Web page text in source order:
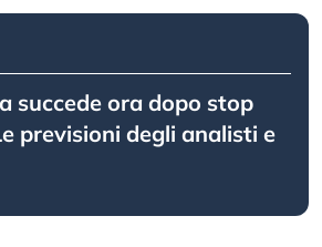
succede ora dopo stop
previsioni degli analisti e